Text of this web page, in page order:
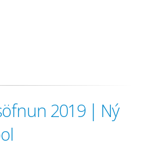
2019 | Ný